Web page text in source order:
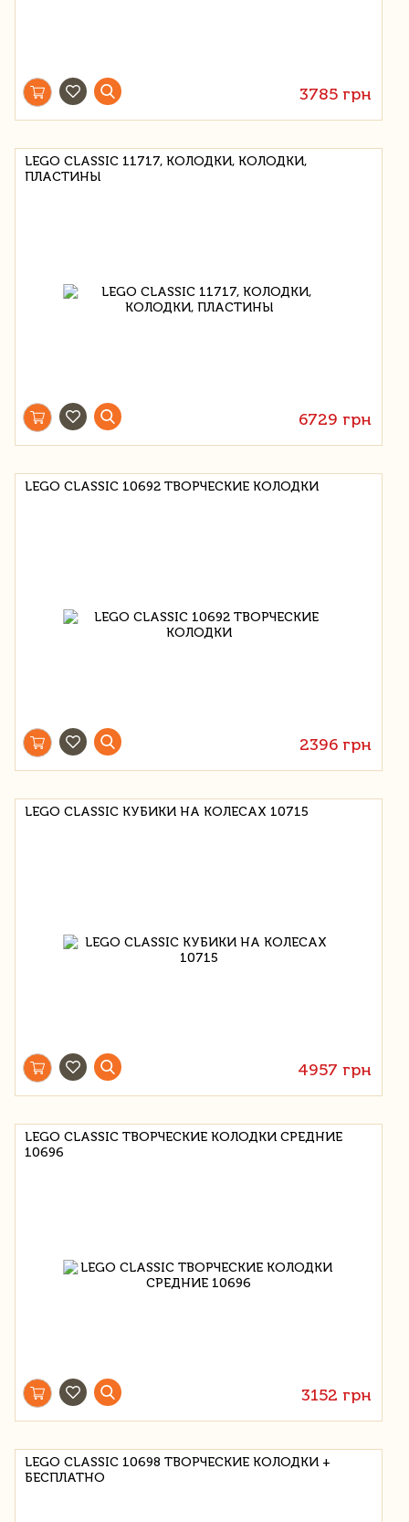
3785 грн
LEGO CLASSIC 11717, КОЛОДКИ, КОЛОДКИ,
ПЛАСТИНЫ
6729 грн
LEGO CLASSIC 10692 ТВОРЧЕСКИЕ КОЛОДКИ
2396 грн
LEGO CLASSIC КУБИКИ НА КОЛЕСАХ 10715
4957 грн
LEGO CLASSIC ТВОРЧЕСКИЕ КОЛОДКИ СРЕДНИЕ
10696
3152 грн
LEGO CLASSIC 10698 ТВОРЧЕСКИЕ КОЛОДКИ +
БЕСПЛАТНО